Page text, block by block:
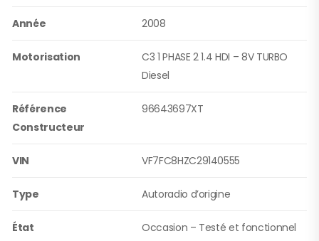
Année 2008
Motorisation
C3 1 PHASE 2 1.4 HDI – 8V TURBO
Diesel
Référence
Constructeur
96643697XT
VIN VF7FC8HZC29140555
Type Autoradio d’origine
État Occasion – Testé et fonctionnel